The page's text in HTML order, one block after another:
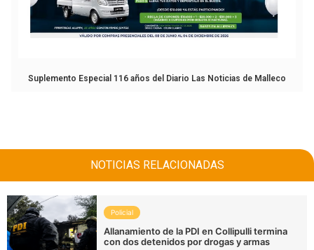
Suplemento Especial 116 años del Diario Las Noticias de Malleco
NOTICIAS RELACIONADAS
Policial
Allanamiento de la PDI en Collipulli termina
con dos detenidos por drogas y armas